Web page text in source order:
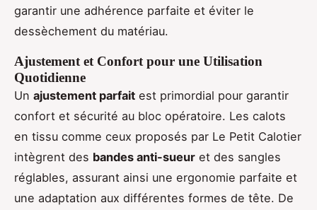
garantir une adhérence parfaite et éviter le
dessèchement du matériau.
Ajustement et Confort pour une Utilisation
Quotidienne
Un ajustement parfait est primordial pour garantir
confort et sécurité au bloc opératoire. Les calots
en tissu comme ceux proposés par Le Petit Calotier
intègrent des bandes anti-sueur et des sangles
réglables, assurant ainsi une ergonomie parfaite et
une adaptation aux différentes formes de tête. De